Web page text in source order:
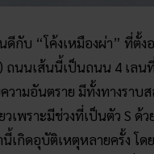
กับ “โค้งเหมืองผ่า” ที่ตั้ง
ถนนเส้นนี้เป็นถนน 4 เลน
ามอันตราย มีทั้งทางราบ
เพราะมีช่วงที่เป็นตัว S ด้ว
นี้เกิดอุบัติเหตุหลายครั้ง โ